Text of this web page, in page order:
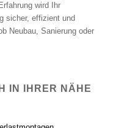
wird Ihr
sicher, effizient und
Neubau, Sanierung oder
IN IHRER NÄHE